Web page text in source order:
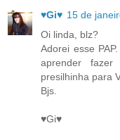
♥Gi♥ 15 de
Oi linda, blz?
Adorei esse
aprender
presilhinha para
Bjs.
♥Gi♥